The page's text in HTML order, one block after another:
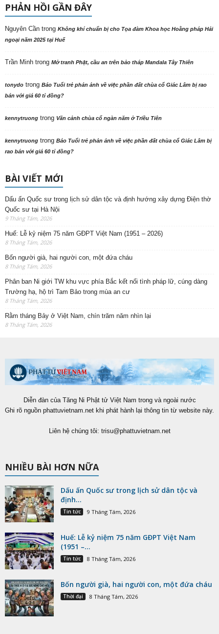
PHẢN HỒI GẦN ĐÂY
Nguyên Cần trong Không khí chuẩn bị cho Tọa đàm Khoa học Hoằng pháp Hải
ngoại năm 2025 tại Huế
Trần Minh trong Mở tranh Phật, cầu an trên bảo tháp Mandala Tây Thiên
tonydo trong Báo Tuổi trẻ phản ảnh về việc phần đất chùa cổ Giác Lâm bị rao
bán với giá 60 tỉ đồng?
kennytruong trong Vãn cảnh chùa cổ ngàn năm ở Triều Tiên
kennytruong trong Báo Tuổi trẻ phản ảnh về việc phần đất chùa cổ Giác Lâm bị
rao bán với giá 60 tỉ đồng?
BÀI VIẾT MỚI
Dấu ấn Quốc sư trong lịch sử dân tộc và định hướng xây dựng Điện thờ
Quốc sư tại Hà Nội
9 Tháng Tám, 2026
Huế: Lễ kỷ niệm 75 năm GĐPT Việt Nam (1951 – 2026)
8 Tháng Tám, 2026
Bốn người già, hai người con, một đứa cháu
8 Tháng Tám, 2026
Phân ban Ni giới TW khu vực phía Bắc kết nối tình pháp lữ, cúng dàng
Trường hạ, hộ trì Tam Bảo trong mùa an cư
8 Tháng Tám, 2026
Rằm tháng Bảy ở Việt Nam, chín trăm năm nhìn lại
8 Tháng Tám, 2026
Diễn đàn của Tăng Ni Phật tử Việt Nam trong và ngoài nước
Ghi rõ nguồn phattuvietnam.net khi phát hành lại thông tin từ website này.
Liên hệ chúng tôi: trisu@phattuvietnam.net
NHIỀU BÀI HƠN NỮA
Dấu ấn Quốc sư trong lịch sử dân tộc và
định...
Tin tức 9 Tháng Tám, 2026
Huế: Lễ kỷ niệm 75 năm GĐPT Việt Nam
(1951 –...
Tin tức 8 Tháng Tám, 2026
Bốn người già, hai người con, một đứa cháu
Thời đại 8 Tháng Tám, 2026